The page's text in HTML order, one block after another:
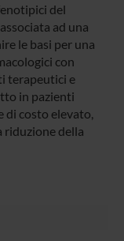
del
ad una
le basi per una
con
terapeutici e
in pazienti
di costo elevato,
riduzione della